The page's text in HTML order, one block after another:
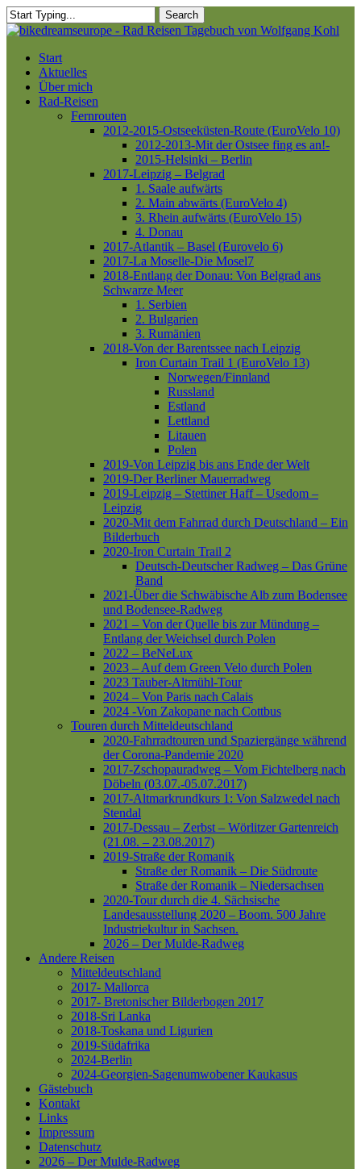
Skip
to
content
Search
Close
Menu
Start
Aktuelles
Über mich
Rad-Reisen
Fernrouten
2012-2015-Ostseeküsten-Route (EuroVelo 10)
2012-2013-Mit der Ostsee fing es an!-
2015-Helsinki – Berlin
2017-Leipzig – Belgrad
1. Saale aufwärts
2. Main abwärts (EuroVelo 4)
3. Rhein aufwärts (EuroVelo 15)
4. Donau
2017-Atlantik – Basel (Eurovelo 6)
2017-La Moselle-Die Mosel7
2018-Entlang der Donau: Von Belgrad ans
Schwarze Meer
1. Serbien
2. Bulgarien
3. Rumänien
2018-Von der Barentssee nach Leipzig
Iron Curtain Trail 1 (EuroVelo 13)
Norwegen/Finnland
Russland
Estland
Lettland
Litauen
Polen
2019-Von Leipzig bis ans Ende der Welt
2019-Der Berliner Mauerradweg
2019-Leipzig – Stettiner Haff – Usedom –
Leipzig
2020-Mit dem Fahrrad durch Deutschland – Ein
Bilderbuch
2020-Iron Curtain Trail 2
Deutsch-Deutscher Radweg – Das Grüne
Band
2021-Über die Schwäbische Alb zum Bodensee
und Bodensee-Radweg
2021 – Von der Quelle bis zur Mündung –
Entlang der Weichsel durch Polen
2022 – BeNeLux
2023 – Auf dem Green Velo durch Polen
2023 Tauber-Altmühl-Tour
2024 – Von Paris nach Calais
2024 -Von Zakopane nach Cottbus
Touren durch Mitteldeutschland
2020-Fahrradtouren und Spaziergänge während
der Corona-Pandemie 2020
2017-Zschopauradweg – Vom Fichtelberg nach
Döbeln (03.07.-05.07.2017)
2017-Altmarkrundkurs 1: Von Salzwedel nach
Stendal
2017-Dessau – Zerbst – Wörlitzer Gartenreich
(21.08. – 23.08.2017)
2019-Straße der Romanik
Straße der Romanik – Die Südroute
Straße der Romanik – Niedersachsen
2020-Tour durch die 4. Sächsische
Landesausstellung 2020 – Boom. 500 Jahre
Industriekultur in Sachsen.
2026 – Der Mulde-Radweg
Andere Reisen
Mitteldeutschland
2017- Mallorca
2017- Bretonischer Bilderbogen 2017
2018-Sri Lanka
2018-Toskana und Ligurien
2019-Südafrika
2024-Berlin
2024-Georgien-Sagenumwobener Kaukasus
Gästebuch
Kontakt
Links
Impressum
Datenschutz
2026 – Der Mulde-Radweg